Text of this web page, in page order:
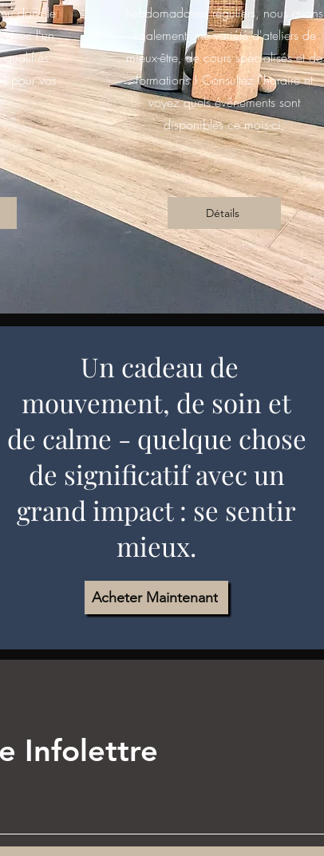
dans le
avec l'un
qualifiés.
pour vos
hebdomadaires réguliers, nous avons
également une variété d'ateliers de
mieux-être, de cours spécialisés et de
formations ! Consultez l'horaire et
voyez quels événements sont
disponibles ce mois-ci.
Détails
Un cadeau de
mouvement, de soin et
de calme - quelque chose
de significatif avec un
grand impact : se sentir
mieux.
Acheter Maintenant
Infolettre